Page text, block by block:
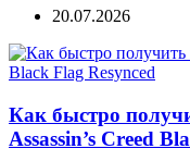
20.07.2026
Как быстро
Assassin’s Creed